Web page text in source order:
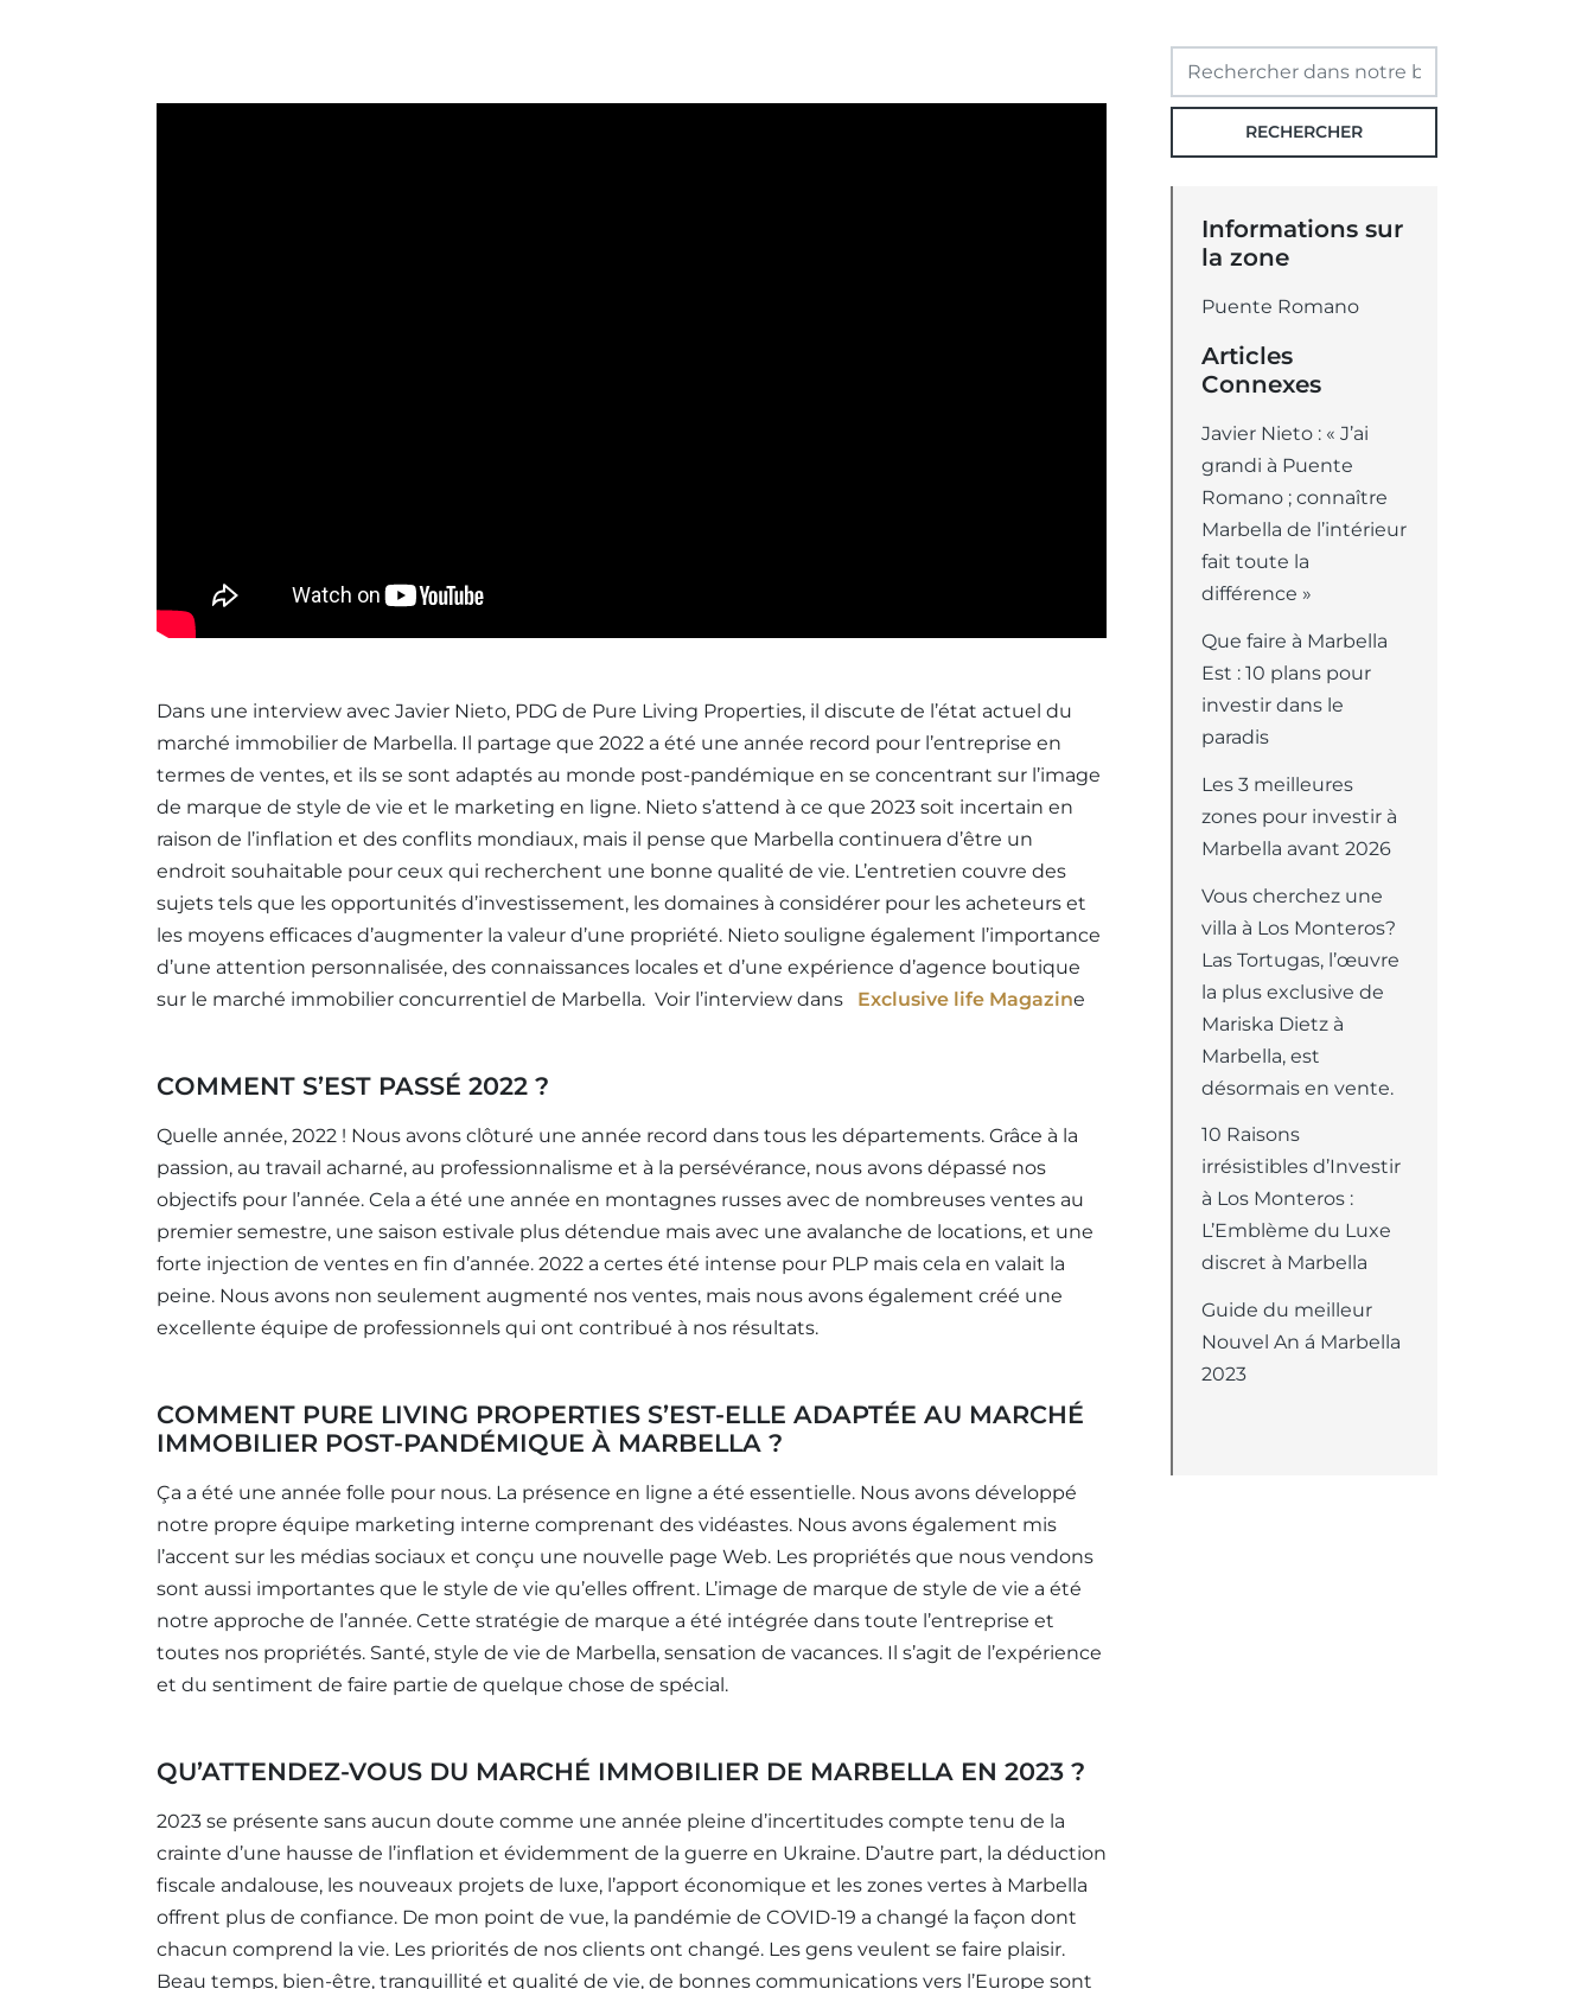
Dans une interview avec Javier Nieto, PDG de Pure Living Properties, il discute de l’état actuel du
marché immobilier de Marbella. Il partage que 2022 a été une année record pour l’entreprise en
termes de ventes, et ils se sont adaptés au monde post-pandémique en se concentrant sur l’image
de marque de style de vie et le marketing en ligne. Nieto s’attend à ce que 2023 soit incertain en
raison de l’inflation et des conflits mondiaux, mais il pense que Marbella continuera d’être un
endroit souhaitable pour ceux qui recherchent une bonne qualité de vie. L’entretien couvre des
sujets tels que les opportunités d’investissement, les domaines à considérer pour les acheteurs et
les moyens efficaces d’augmenter la valeur d’une propriété. Nieto souligne également l’importance
d’une attention personnalisée, des connaissances locales et d’une expérience d’agence boutique
sur le marché immobilier concurrentiel de Marbella. Voir l’interview dans
Exclusive life Magazine
COMMENT S’EST PASSÉ 2022 ?
Quelle année, 2022 ! Nous avons clôturé une année record dans tous les départements. Grâce à la
passion, au travail acharné, au professionnalisme et à la persévérance, nous avons dépassé nos
objectifs pour l’année. Cela a été une année en montagnes russes avec de nombreuses ventes au
premier semestre, une saison estivale plus détendue mais avec une avalanche de locations, et une
forte injection de ventes en fin d’année. 2022 a certes été intense pour PLP mais cela en valait la
peine. Nous avons non seulement augmenté nos ventes, mais nous avons également créé une
excellente équipe de professionnels qui ont contribué à nos résultats.
COMMENT PURE LIVING PROPERTIES S’EST-ELLE ADAPTÉE AU MARCHÉ
IMMOBILIER POST-PANDÉMIQUE À MARBELLA ?
Ça a été une année folle pour nous. La présence en ligne a été essentielle. Nous avons développé
notre propre équipe marketing interne comprenant des vidéastes. Nous avons également mis
l’accent sur les médias sociaux et conçu une nouvelle page Web. Les propriétés que nous vendons
sont aussi importantes que le style de vie qu’elles offrent. L’image de marque de style de vie a été
notre approche de l’année. Cette stratégie de marque a été intégrée dans toute l’entreprise et
toutes nos propriétés. Santé, style de vie de Marbella, sensation de vacances. Il s’agit de l’expérience
et du sentiment de faire partie de quelque chose de spécial.
QU’ATTENDEZ-VOUS DU MARCHÉ IMMOBILIER DE MARBELLA EN 2023 ?
2023 se présente sans aucun doute comme une année pleine d’incertitudes compte tenu de la
crainte d’une hausse de l’inflation et évidemment de la guerre en Ukraine. D’autre part, la déduction
fiscale andalouse, les nouveaux projets de luxe, l’apport économique et les zones vertes à Marbella
offrent plus de confiance. De mon point de vue, la pandémie de COVID-19 a changé la façon dont
chacun comprend la vie. Les priorités de nos clients ont changé. Les gens veulent se faire plaisir.
Beau temps, bien-être, tranquillité et qualité de vie, de bonnes communications vers l’Europe sont
RECHERCHER
Informations sur
la zone
Puente Romano
Articles
Connexes
Javier Nieto : « J’ai
grandi à Puente
Romano ; connaître
Marbella de l’intérieur
fait toute la
différence »
Que faire à Marbella
Est : 10 plans pour
investir dans le
paradis
Les 3 meilleures
zones pour investir à
Marbella avant 2026
Vous cherchez une
villa à Los Monteros?
Las Tortugas, l’œuvre
la plus exclusive de
Mariska Dietz à
Marbella, est
désormais en vente.
10 Raisons
irrésistibles d’Investir
à Los Monteros :
L’Emblème du Luxe
discret à Marbella
Guide du meilleur
Nouvel An á Marbella
2023